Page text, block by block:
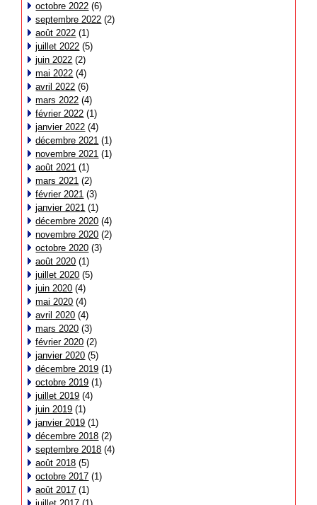
octobre 2022 (6)
septembre 2022 (2)
août 2022 (1)
juillet 2022 (5)
juin 2022 (2)
mai 2022 (4)
avril 2022 (6)
mars 2022 (4)
février 2022 (1)
janvier 2022 (4)
décembre 2021 (1)
novembre 2021 (1)
août 2021 (1)
mars 2021 (2)
février 2021 (3)
janvier 2021 (1)
décembre 2020 (4)
novembre 2020 (2)
octobre 2020 (3)
août 2020 (1)
juillet 2020 (5)
juin 2020 (4)
mai 2020 (4)
avril 2020 (4)
mars 2020 (3)
février 2020 (2)
janvier 2020 (5)
décembre 2019 (1)
octobre 2019 (1)
juillet 2019 (4)
juin 2019 (1)
janvier 2019 (1)
décembre 2018 (2)
septembre 2018 (4)
août 2018 (5)
octobre 2017 (1)
août 2017 (1)